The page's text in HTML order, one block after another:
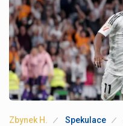
Zbynek H. Spekulace